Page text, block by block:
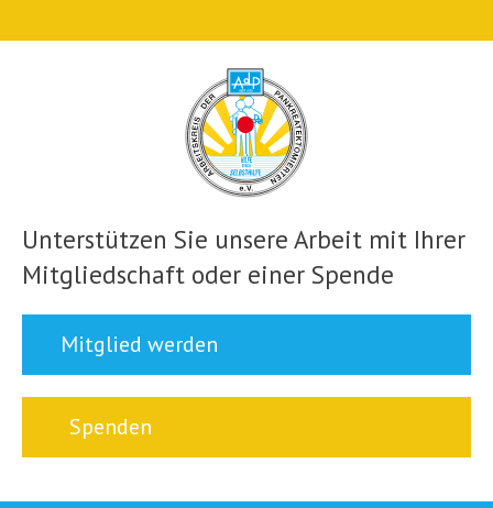
Unterstützen Sie unsere Arbeit mit Ihrer
Mitgliedschaft oder einer Spende
Mitglied werden
Spenden